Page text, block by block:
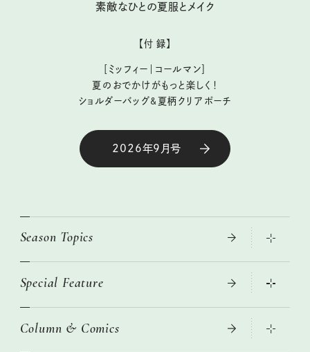
素敵なひとの夏服とメイク
【付 録】
［ミッフィー｜コールマン］
夏のおでかけがもっと楽しく！
ショルダーバッグ&夏柄クリアポーチ
2026年9月号
Season Topics
大人のリュック探し 2026SS
この春ほしい大人のスニーカー 2026春夏
Special Feature
2026年春夏 トレンドファッションニュース
Column & Comics